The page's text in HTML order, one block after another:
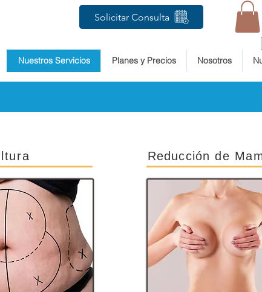
Solicitar Consulta
Nuestros Servicios Planes y Precios Nosotros
Reducción de